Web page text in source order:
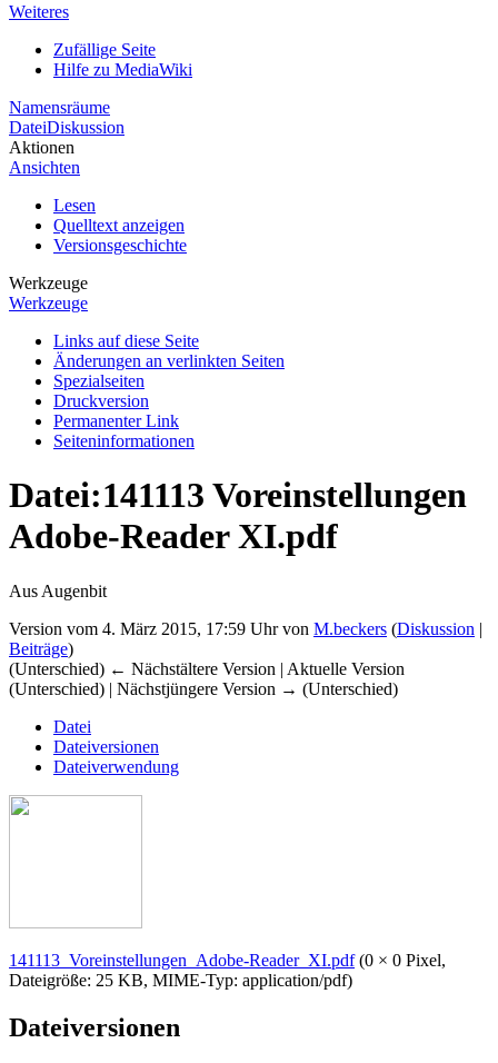
Weiteres
Zufällige Seite
Hilfe zu MediaWiki
Namensräume
DateiDiskussion
Aktionen
Ansichten
Lesen
Quelltext anzeigen
Versionsgeschichte
Werkzeuge
Werkzeuge
Links auf diese Seite
Änderungen an verlinkten Seiten
Spezialseiten
Druckversion
Permanenter Link
Seiten­­informationen
Datei:141113 Voreinstellungen
Adobe-Reader XI.pdf
Aus Augenbit
Version vom 4. März 2015, 17:59 Uhr von M.beckers (Diskussion |
Beiträge)
(Unterschied) ← Nächstältere Version | Aktuelle Version
(Unterschied) | Nächstjüngere Version → (Unterschied)
Datei
Dateiversionen
Dateiverwendung
141113_Voreinstellungen_Adobe-Reader_XI.pdf (0 × 0 Pixel,
Dateigröße: 25 KB, MIME-Typ: application/pdf)
Dateiversionen